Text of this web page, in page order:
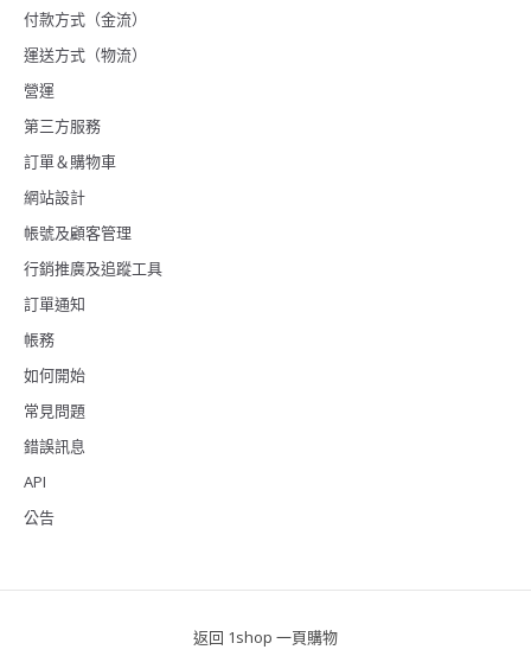
付款方式（金流）
運送方式（物流）
營運
第三方服務
訂單＆購物車
網站設計
帳號及顧客管理
行銷推廣及追蹤工具
訂單通知
帳務
如何開始
常見問題
錯誤訊息
API
公告
返回 1shop 一頁購物